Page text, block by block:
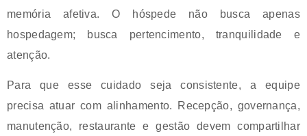
memória afetiva. O hóspede não busca apenas
hospedagem; busca pertencimento, tranquilidade e
atenção.
Para que esse cuidado seja consistente, a equipe
precisa atuar com alinhamento. Recepção, governança,
manutenção, restaurante e gestão devem compartilhar